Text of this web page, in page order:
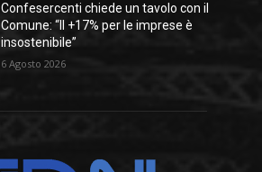
Confesercenti chiede un tavolo con il
Comune: “Il +17% per le imprese è
insostenibile”
6 Agosto 2026